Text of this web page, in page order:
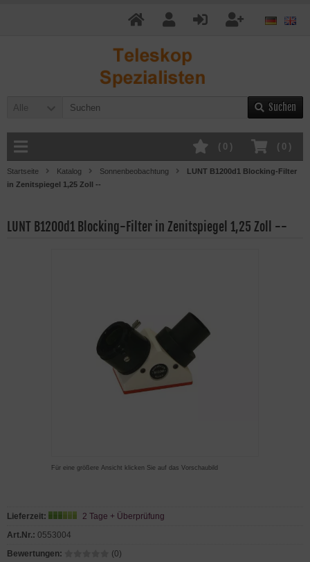
Alle Suchen
( 0 )
( 0 )
Startseite Katalog Sonnenbeobachtung
LUNT B1200d1 Blocking-Filter
in Zenitspiegel 1,25 Zoll --
LUNT B1200d1 Blocking-Filter in Zenitspiegel 1,25 Zoll --
Für eine größere Ansicht klicken Sie auf das Vorschaubild
Lieferzeit:
2 Tage + Überprüfung
Art.Nr.: 0553004
Bewertungen:
(0)